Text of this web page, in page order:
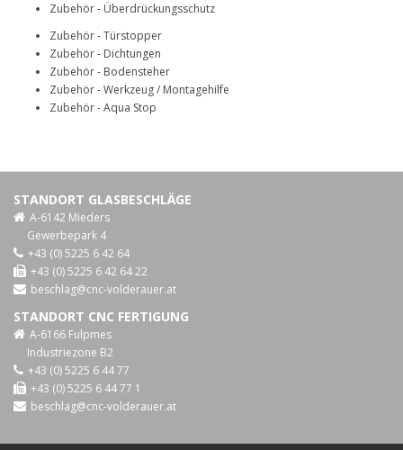
Zubehör - Überdrückungsschutz
Zubehör - Türstopper
Zubehör - Dichtungen
Zubehör - Bodensteher
Zubehör - Werkzeug / Montagehilfe
Zubehör - Aqua Stop
STANDORT GLASBESCHLÄGE
A-6142 Mieders
Gewerbepark 4
+43 (0) 5225 6 42 64
+43 (0) 5225 6 42 64 22
beschlag@cnc-volderauer.at
STANDORT CNC FERTIGUNG
A-6166 Fulpmes
Industriezone B2
+43 (0) 5225 6 44 77
+43 (0) 5225 6 44 77 1
beschlag@cnc-volderauer.at